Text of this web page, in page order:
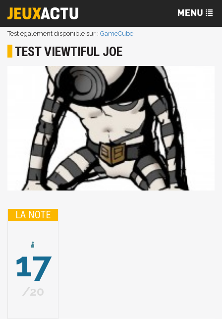
Test également disponible sur : GameCube
TEST VIEWTIFUL JOE
LA NOTE
17
20